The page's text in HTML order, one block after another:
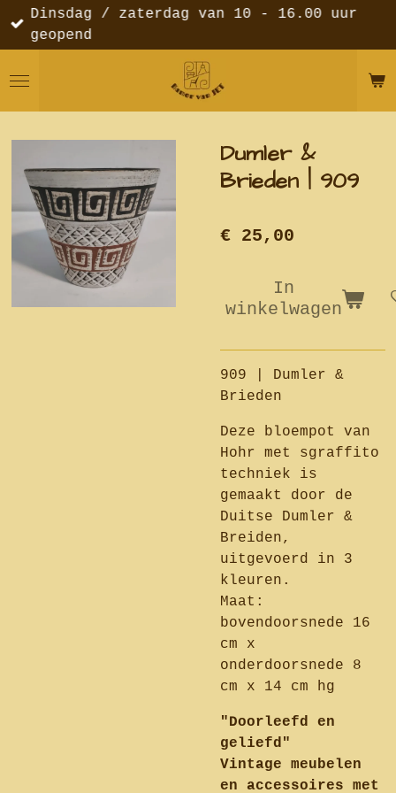
Ga
direct
de
Dinsdag / zaterdag van 10 - 16.00 uur
geopend
Dumler &
Brieden | 909
€ 25,00
In
winkelwagen
909 | Dumler &
Brieden
Deze bloempot van
Hohr met sgraffito
techniek is
gemaakt door de
Duitse Dumler &
Breiden,
uitgevoerd in 3
kleuren.
Maat:
bovendoorsnede 16
cm x
onderdoorsnede 8
cm x 14 cm hg
"Doorleefd en
geliefd"
Vintage meubelen
en accessoires met